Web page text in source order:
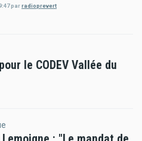
parradioprevert
le CODEV Vallée du